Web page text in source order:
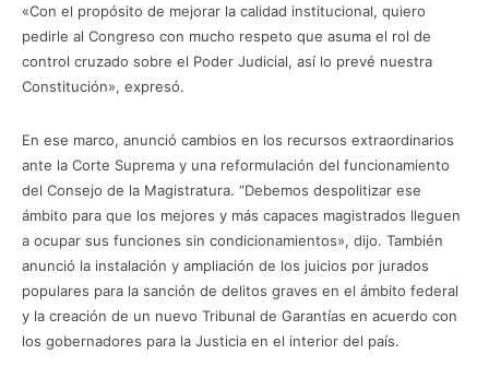
«Con el propósito de mejorar la calidad institucional, quiero
pedirle al Congreso con mucho respeto que asuma el rol de
control cruzado sobre el Poder Judicial, así lo prevé nuestra
Constitución», expresó.
En ese marco, anunció cambios en los recursos extraordinarios
ante la Corte Suprema y una reformulación del funcionamiento
del Consejo de la Magistratura. “Debemos despolitizar ese
ámbito para que los mejores y más capaces magistrados lleguen
a ocupar sus funciones sin condicionamientos», dijo. También
anunció la instalación y ampliación de los juicios por jurados
populares para la sanción de delitos graves en el ámbito federal
y la creación de un nuevo Tribunal de Garantías en acuerdo con
los gobernadores para la Justicia en el interior del país.